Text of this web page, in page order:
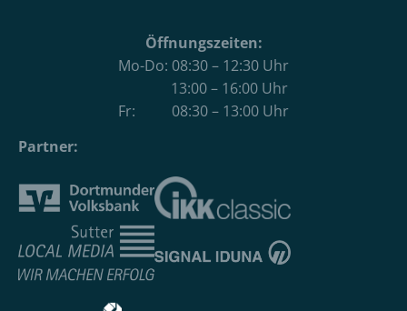
Öffnungszeiten:
Mo-Do: 08:30 – 12:30 Uhr
13:00 – 16:00 Uhr
Fr: 08:30 – 13:00 Uhr
Partner: